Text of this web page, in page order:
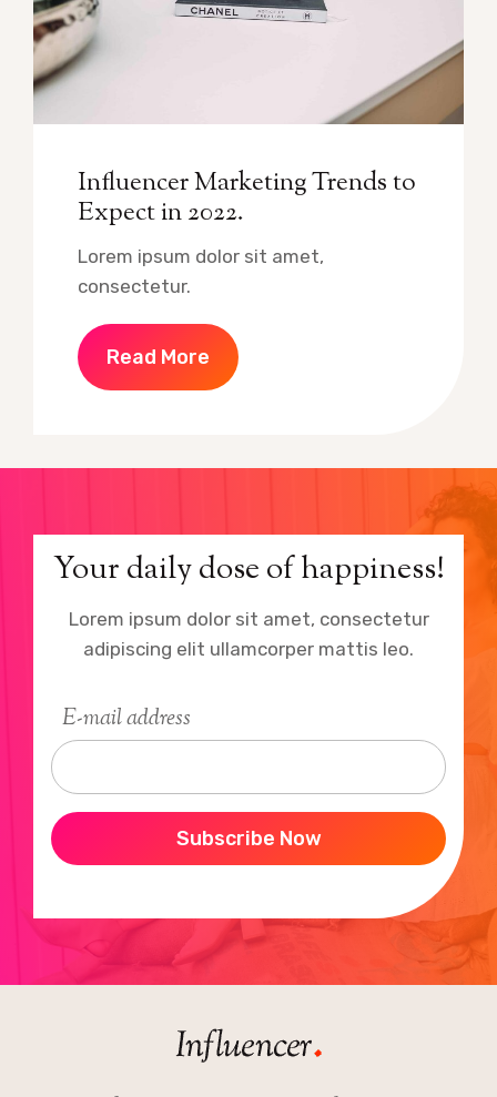
Influencer Marketing Trends to
Expect in 2022.
Lorem ipsum dolor sit amet,
consectetur.
Read More
Your daily dose of happiness!
Lorem ipsum dolor sit amet, consectetur
adipiscing elit ullamcorper mattis leo.
E-mail address
Subscribe Now